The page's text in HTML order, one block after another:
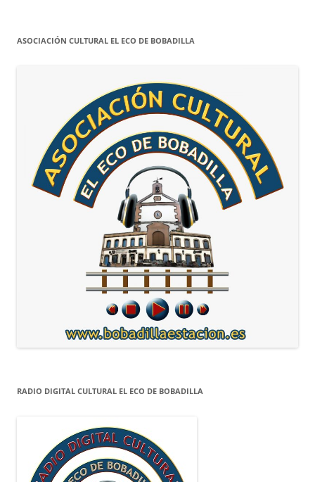
ASOCIACIÓN CULTURAL EL ECO DE BOBADILLA
RADIO DIGITAL CULTURAL EL ECO DE BOBADILLA